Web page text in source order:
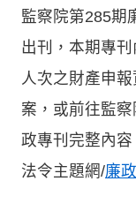
監察院第285期
出刊，本期專
人次之財產申
案，或前往監察
政專刊完整內
法令主題網/廉